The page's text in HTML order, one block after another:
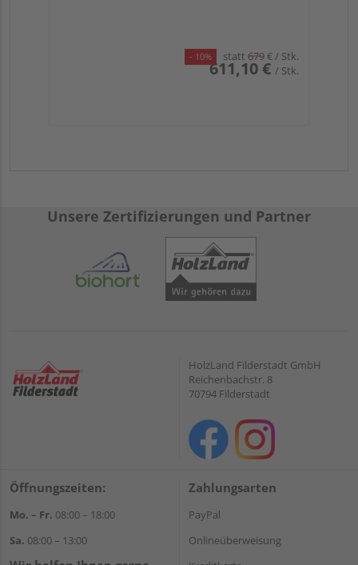
- 10% statt 679€/ Stk.
611,10 € / Stk.
Unsere Zertifizierungen und Partner
HolzLand Filderstadt GmbH
Reichenbachstr. 8
70794 Filderstadt
Öffnungszeiten:
Mo. – Fr. 08:00 – 18:00
Sa. 08:00 – 13:00
Zahlungsarten
PayPal
Onlineüberweisung